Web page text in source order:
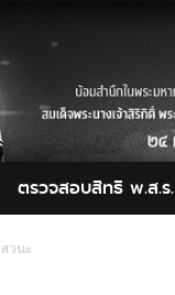
ตรวจสอบสิทธิ พ.ส.ร.
วนะ